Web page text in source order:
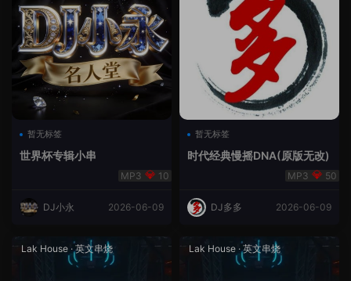
暂无标签
世界杯专辑小串
10
DJ小永 2026-06-09
暂无标签
时代经典慢摇DNA(原版无改)
50
DJ多多 2026-06-09
Lak House ·英文串烧 Lak House ·英文串烧